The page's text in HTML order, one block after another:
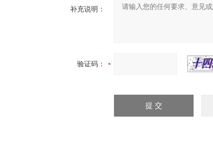
补充说明：
验证码：